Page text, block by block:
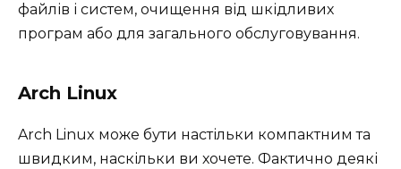
файлів і систем, очищення від шкідливих
програм або для загального обслуговування.
Arch Linux
Arch Linux може бути настільки компактним та
швидким, наскільки ви хочете. Фактично деякі